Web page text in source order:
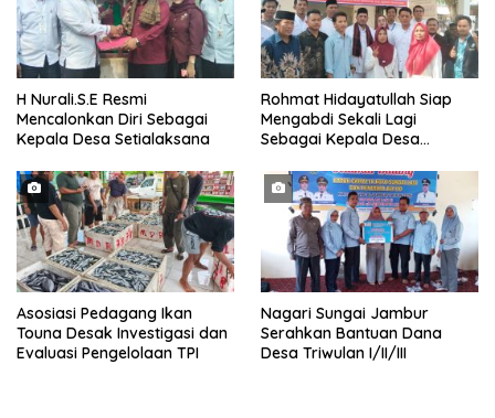
H Nurali.S.E Resmi
Mencalonkan Diri Sebagai
Kepala Desa Setialaksana
Rohmat Hidayatullah Siap
Mengabdi Sekali Lagi
Sebagai Kepala Desa
Asosiasi Pedagang Ikan
Touna Desak Investigasi dan
Evaluasi Pengelolaan TPI
Nagari Sungai Jambur
Serahkan Bantuan Dana
Desa Triwulan I/II/III